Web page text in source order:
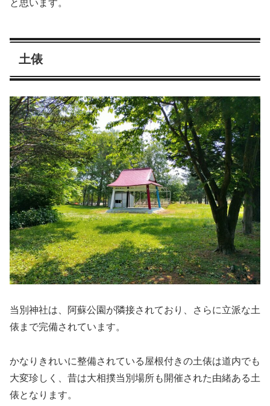
と思います。
土俵
当別神社は、阿蘇公園が隣接されており、さらに立派な土
俵まで完備されています。
かなりきれいに整備されている屋根付きの土俵は道内でも
大変珍しく、昔は大相撲当別場所も開催された由緒ある土
俵となります。